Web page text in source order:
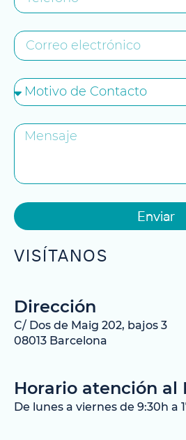
Enviar
VISÍTANOS
Dirección
C/ Dos de Maig 202, bajos 3
08013 Barcelona
Horario atención al
De lunes a viernes de 9:30h a